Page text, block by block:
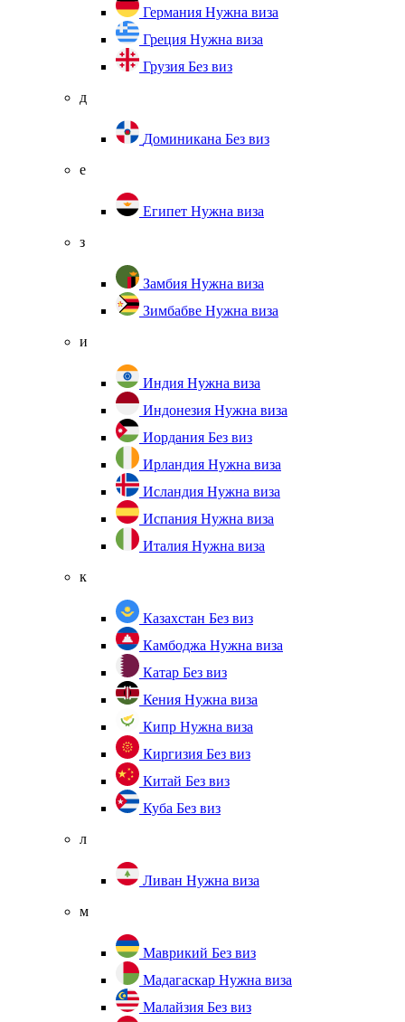
Германия Нужна виза
Греция Нужна виза
Грузия Без виз
д
Доминикана Без виз
е
Египет Нужна виза
з
Замбия Нужна виза
Зимбабве Нужна виза
и
Индия Нужна виза
Индонезия Нужна виза
Иордания Без виз
Ирландия Нужна виза
Исландия Нужна виза
Испания Нужна виза
Италия Нужна виза
к
Казахстан Без виз
Камбоджа Нужна виза
Катар Без виз
Кения Нужна виза
Кипр Нужна виза
Киргизия Без виз
Китай Без виз
Куба Без виз
л
Ливан Нужна виза
м
Маврикий Без виз
Мадагаскар Нужна виза
Малайзия Без виз